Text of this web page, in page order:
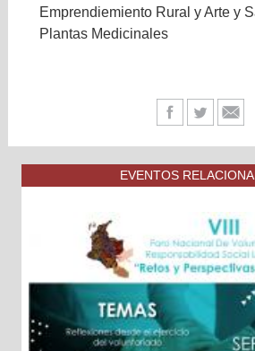
Emprendiemiento Rural y Arte y
Plantas Medicinales
EVENTOS